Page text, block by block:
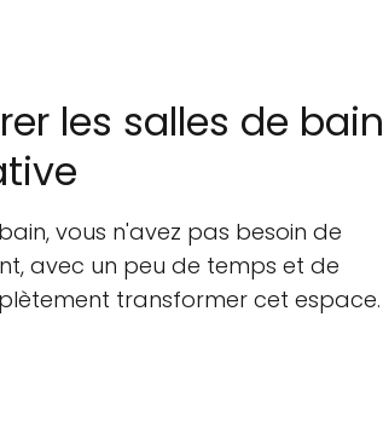
les salles de bain
vous n'avez pas besoin de
avec un peu de temps et de
transformer cet espace.